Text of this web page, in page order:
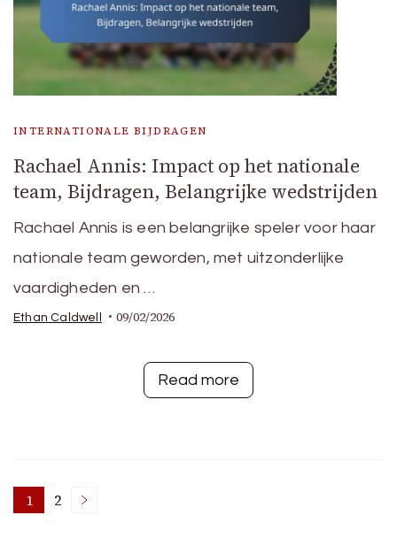
INTERNATIONALE BIJDRAGEN
Rachael Annis: Impact op het nationale
team, Bijdragen, Belangrijke wedstrijden
Rachael Annis is een belangrijke speler voor haar
nationale team geworden, met uitzonderlijke
vaardigheden en …
Ethan Caldwell 09/02/2026
Read more
Posts
Page
1 Page
2